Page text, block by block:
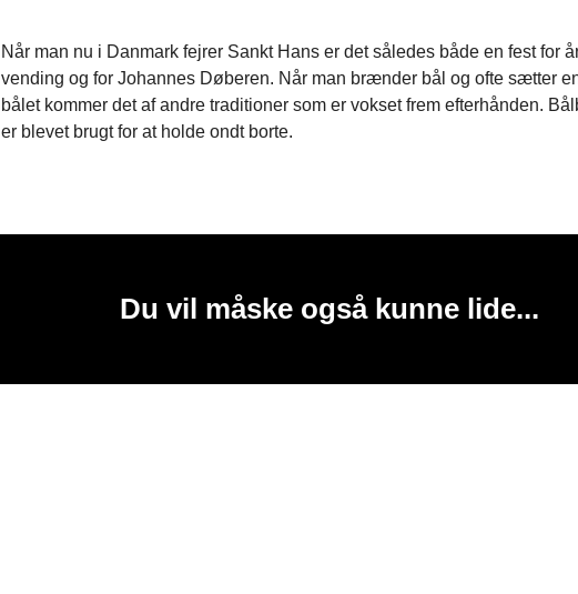
Når man nu i Danmark fejrer Sankt Hans er det således både en fest for
vending og for Johannes Døberen. Når man brænder bål og ofte sætter
bålet kommer det af andre traditioner som er vokset frem efterhånden.
er blevet brugt for at holde ondt borte.
Du vil måske også kunne lide...